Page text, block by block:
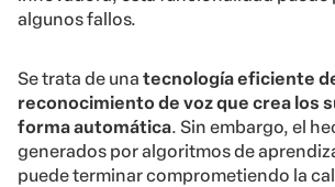
algunos fallos.
Se trata de una tecnología eficiente
reconocimiento de voz que crea los
forma automática. Sin embargo, el
generados por algoritmos de
puede terminar comprometiendo la